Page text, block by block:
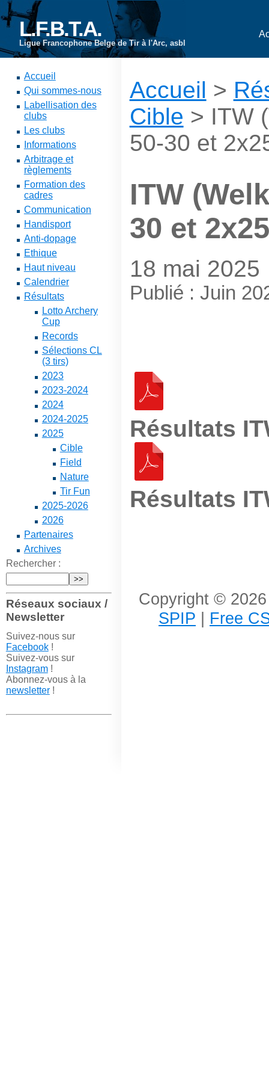
L.F.B.T.A.
Ligue Francophone Belge de Tir à l'Arc, asbl
Accueil
Qui sommes-nous
Labellisation des
clubs
Les clubs
Informations
Arbitrage et
règlements
Formation des
cadres
Communication
Handisport
Anti-dopage
Ethique
Haut niveau
Calendrier
Résultats
Lotto Archery
Cup
Records
Sélections CL
(3 tirs)
2023
2023-2024
2024
2024-2025
2025
Cible
Field
Nature
Tir Fun
2025-2026
2026
Partenaires
Archives
Rechercher :
Réseaux sociaux /
Newsletter
Suivez-nous sur
Facebook!
Suivez-vous sur
Instagram!
Abonnez-vous à la
newsletter!
Accueil >
Cible > ITW
50-30 et
ITW
30 et 2x25
18 mai 2025
Publié : Juin
Résultats
Résultats
Copyright ©
SPIP | Free